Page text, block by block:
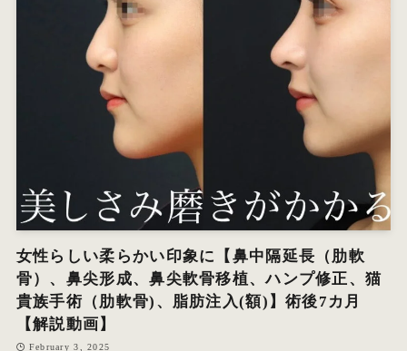
女性らしい柔らかい印象に【鼻中隔延長（肋軟
骨）、鼻尖形成、鼻尖軟骨移植、ハンプ修正、猫
貴族手術（肋軟骨)、脂肪注入(額)】術後7カ月
【解説動画】
February 3, 2025